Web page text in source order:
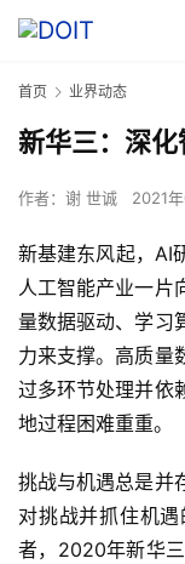
首页 业界动态
新华三：深
作者： 谢 世诚 2021
新基建东风起，AI
人工智能产业一片
量数据驱动、学习
力来支撑。高质量
过多环节处理并依
地过程困难重重。
挑战与机遇总是并
对挑战并抓住机
者，2020年新华